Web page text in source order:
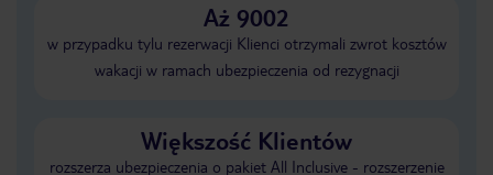
Aż 9002
w przypadku tylu rezerwacji Klienci otrzymali zwrot kosztów
wakacji w ramach ubezpieczenia od rezygnacji
Większość Klientów
rozszerza ubezpieczenia o pakiet All Inclusive - rozszerzenie